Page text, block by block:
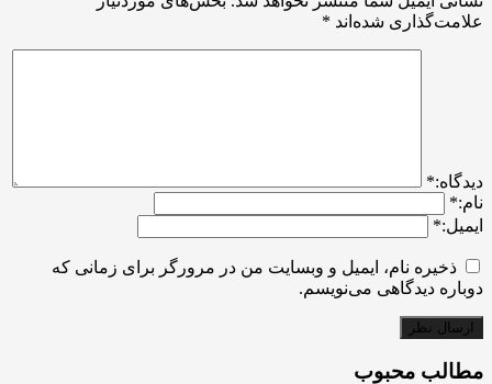
علامت‌گذاری شده‌اند *
ديدگاه:*
نام:*
ایمیل:*
ذخیره نام، ایمیل و وبسایت من در مرورگر برای زمانی که
دوباره دیدگاهی می‌نویسم.
مطالب محبوب